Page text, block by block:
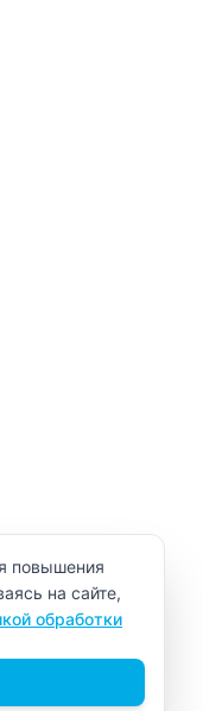
повышения
на сайте,
обработки